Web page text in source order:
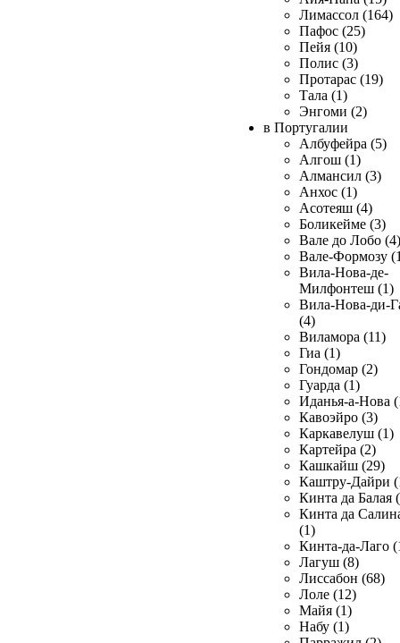
Лимассол (164)
Пафос (25)
Пейя (10)
Полис (3)
Протарас (19)
Тала (1)
Энгоми (2)
в Португалии
Албуфейра (5)
Алгош (1)
Алмансил (3)
Анхос (1)
Асотеяш (4)
Боликейме (3)
Вале до Лобо (4)
Вале-Формозу
Вила-Нова-де-
Милфонтеш (1)
Вила-Нова-ди-
(4)
Виламора (11)
Гиа (1)
Гондомар (2)
Гуарда (1)
Иданья-а-Нова
Кавоэйро (3)
Каркавелуш (1)
Картейра (2)
Кашкайш (29)
Каштру-Дайри
Кинта да Балая
Кинта да
(1)
Кинта-да-Лаго
Лагуш (8)
Лиссабон (68)
Лоле (12)
Майя (1)
Набу (1)